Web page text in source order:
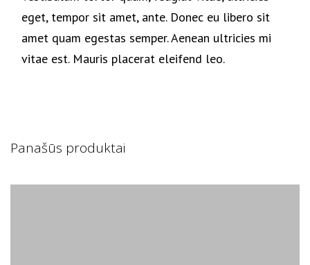
eget, tempor sit amet, ante. Donec eu libero sit
amet quam egestas semper. Aenean ultricies mi
vitae est. Mauris placerat eleifend leo.
Panašūs produktai